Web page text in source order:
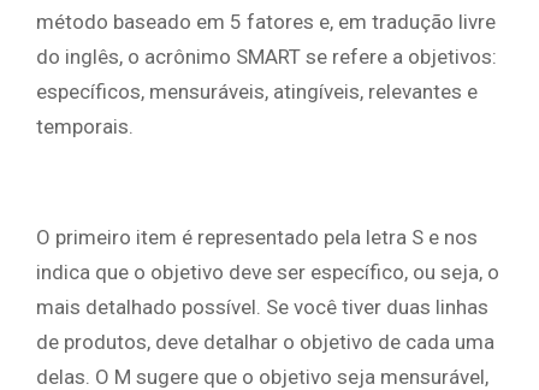
método baseado em 5 fatores e, em tradução livre
do inglês, o acrônimo SMART se refere a objetivos:
específicos, mensuráveis, atingíveis, relevantes e
temporais.
O primeiro item é representado pela letra S e nos
indica que o objetivo deve ser específico, ou seja, o
mais detalhado possível. Se você tiver duas linhas
de produtos, deve detalhar o objetivo de cada uma
delas. O M sugere que o objetivo seja mensurável,